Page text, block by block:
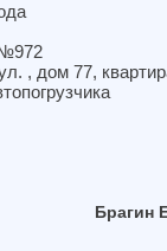
, дом 77,
Брагин